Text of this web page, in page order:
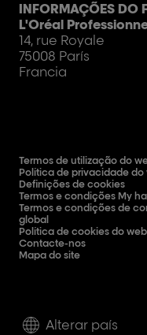
INFORMAÇÕES DO
L'Oréal
14, rue Royale
75008 París
Francia
Alterar país
Termos de utilização do
Política de privacidade do
Definições de cookies
Termos e condições My
Termos e condições de
global
Política de cookies do
Contacte-nos
Mapa do site